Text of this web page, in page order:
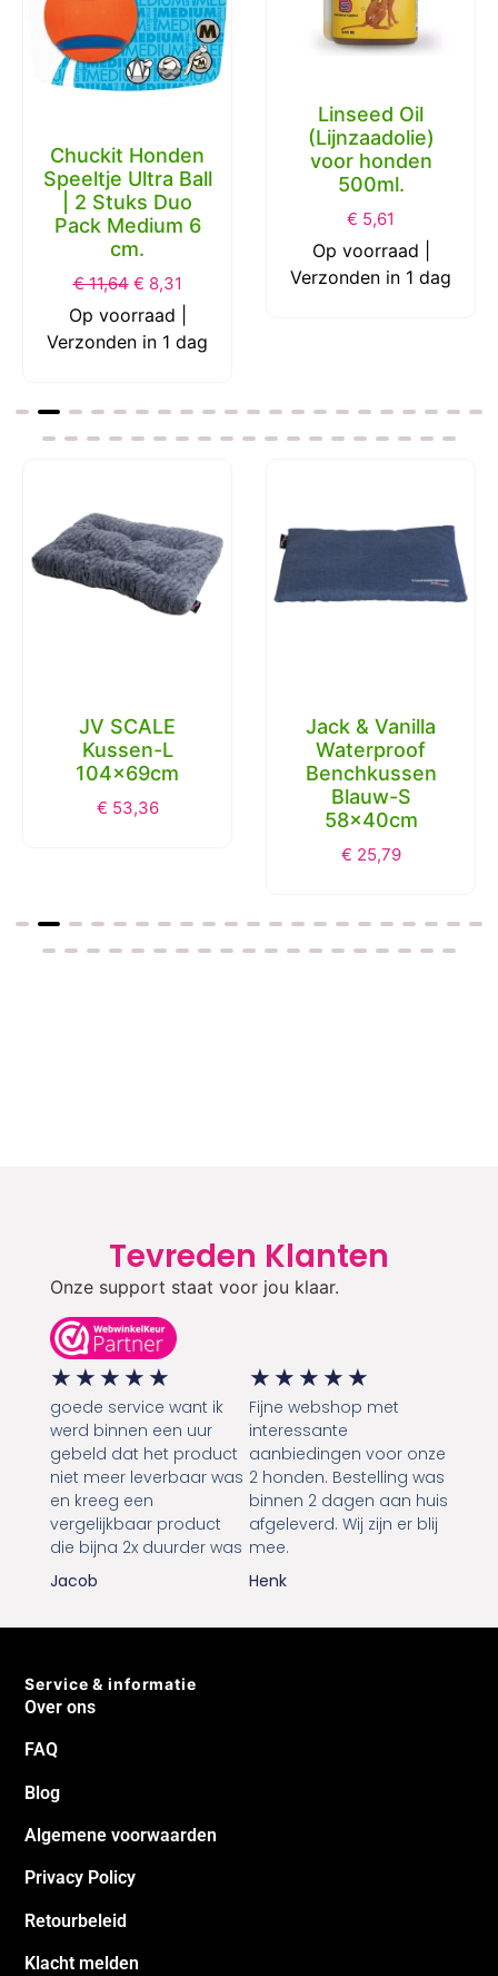
Chuckit Honden
Speeltje Ultra Ball
| 2 Stuks Duo
Pack Medium 6
cm.
€11,64 € 8,31
Op voorraad |
Verzonden in 1 dag
Linseed Oil
(Lijnzaadolie)
voor honden
500ml.
€ 5,61
Op voorraad |
Verzonden in 1 dag
JV SCALE
Kussen-L
104x69cm
€ 53,36
Jack & Vanilla
Waterproof
Benchkussen
Blauw-S
58x40cm
€ 25,79
Tevreden Klanten
Onze support staat voor jou klaar.
★ ★ ★ ★ ★
goede service want ik
werd binnen een uur
gebeld dat het product
niet meer leverbaar was
en kreeg een
vergelijkbaar product
die bijna 2x duurder was
Jacob
★ ★ ★ ★ ★
Fijne webshop met
interessante
aanbiedingen voor onze
2 honden. Bestelling was
binnen 2 dagen aan huis
afgeleverd. Wij zijn er blij
mee.
Henk
Service & informatie
Over ons
FAQ
Blog
Algemene voorwaarden
Privacy Policy
Retourbeleid
Klacht melden